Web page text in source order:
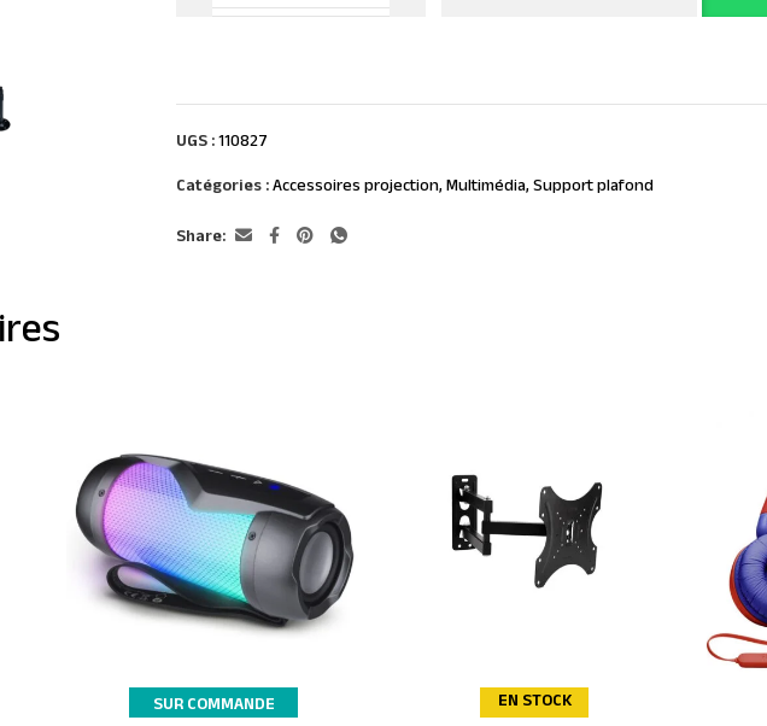
UGS :110827
Catégories :Accessoires projection,Multimédia,Support plafond
Share:
SUR COMMANDE EN STOCK